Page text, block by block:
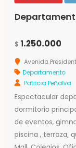
$ 1.250.000
Avenida Presidente Kennedy
Departamento
Patricia Peñalva
Espectacular
dormitorio
de eventos,
piscina , terraza,